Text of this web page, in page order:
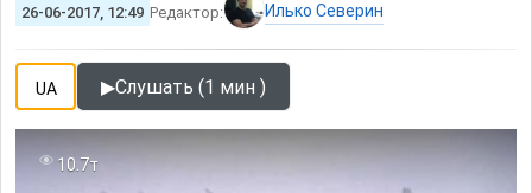
26-06-2017, 12:49 Редактор: Илько Северин
UA ▶Слушать (1 мин )
10.7т